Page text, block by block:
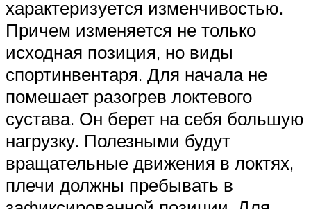
характеризуется изменчивостью.
Причем изменяется не только
исходная позиция, но виды
спортинвентаря. Для начала не
помешает разогрев локтевого
сустава. Он берет на себя большую
нагрузку. Полезными будут
вращательные движения в локтях,
плечи должны пребывать в